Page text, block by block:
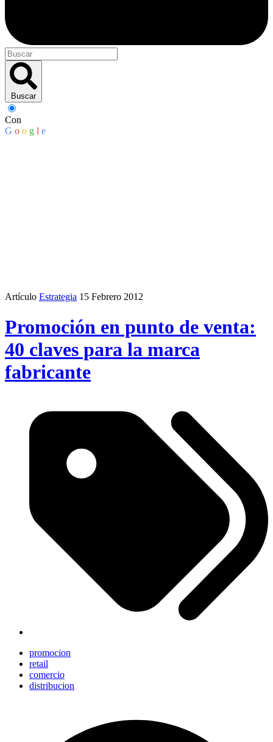
Buscar
Con
G o o g l e
Artículo Estrategia 15 Febrero 2012
Promoción en punto de venta:
40 claves para la marca
fabricante
promocion
retail
comercio
distribucion